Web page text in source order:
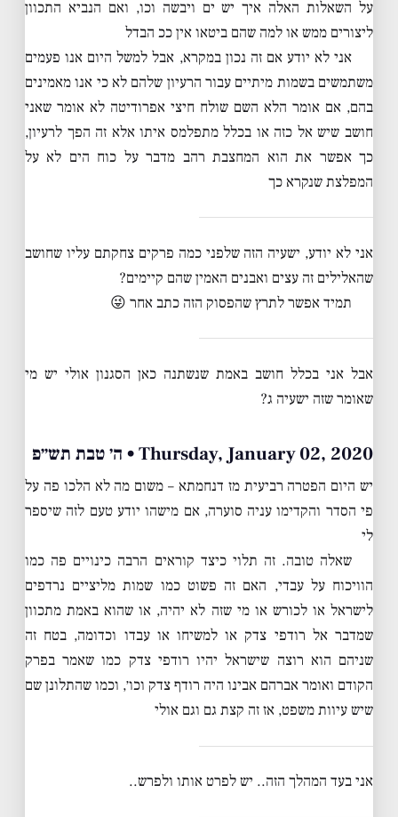
על השאלות האלה איך יש ים ויבשה וכו, ואם הנביא התכוון
ליצורים ממש או למה שהם ביטאו אין ככ הבדל
אני לא יודע אם זה נכון במקרא, אבל למשל היום אנו פעמים
משתמשים בשמות מיתיים עבור הרעיון שלהם לא כי אנו מאמינים
בהם, אם אומר הלא השם שולח חיצי אפרודיטה לא אומר שאני
חושב שיש אל כזה או בכלל מתפלמס איתו אלא זה הפך לרעיון,
כך אפשר את הוא המחצבת רהב מדבר על כוח הים לא על
המפלצת שנקרא כך
אני לא יודע, ישעיה הזה שלפני כמה פרקים צחקתם עליו שחושב
שהאלילים זה עצים ואבנים האמין שהם קיימים?
תמיד אפשר לתרץ שהפסוק הזה כתב אחר 😜
אבל אני בכלל חושב באמת שנשתנה כאן הסגנון אולי יש מי
שאומר שזה ישעיה ג?
Thursday, January 02, 2020 • ה׳ טבת תש״פ
יש היום הפטרה רביעית מז דנחמתא – משום מה לא הלכו פה על
פי הסדר והקדימו עניה סוערה, אם מישהו יודע טעם לזה שיספר
לי
שאלה טובה. זה תלוי כיצד קוראים הרבה כינויים פה כמו
הוויכוח על עבדי, האם זה פשוט כמו שמות מליציים נרדפים
לישראל או לכורש או מי שזה לא יהיה, או שהוא באמת מתכוון
שמדבר אל רודפי צדק או למשיחו או עבדו וכדומה, בטח זה
שניהם הוא רוצה שישראל יהיו רודפי צדק כמו שאמר בפרק
הקודם ואומר אברהם אבינו היה רודף צדק וכו׳, וכמו שהתלונן שם
שיש עיוות משפט, אז זה קצת גם וגם אולי
אני בעד המהלך הזה.. יש לפרט אותו ולפרש..